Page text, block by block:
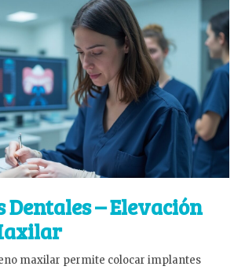
– Elevación
maxilar permite colocar implantes